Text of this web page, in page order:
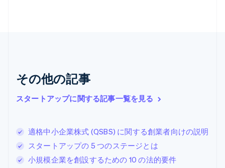
その他の記事
スタートアップに関する記事一覧を見る
適格中小企業株式 (QSBS) に関する創業者向けの説明
スタートアップの 5 つのステージとは
小規模企業を創設するための 10 の法的要件
English简体中文
Deutsch Français ItalianoEnglish
スペイン
スロバキア
English